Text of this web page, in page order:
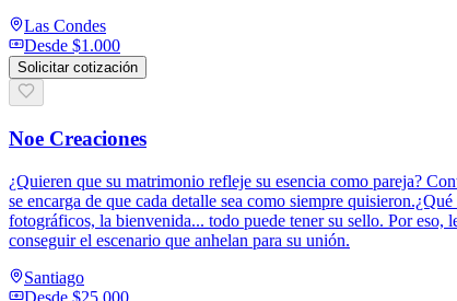
Las Condes
Desde $1.000
Solicitar cotización
Noe Creaciones
¿Quieren que su matrimonio refleje su esencia como pareja?
se encarga de que cada detalle sea como siempre
fotográficos, la bienvenida... todo puede tener su sello. Por eso,
conseguir el escenario que anhelan para su unión.
Santiago
Desde $25.000